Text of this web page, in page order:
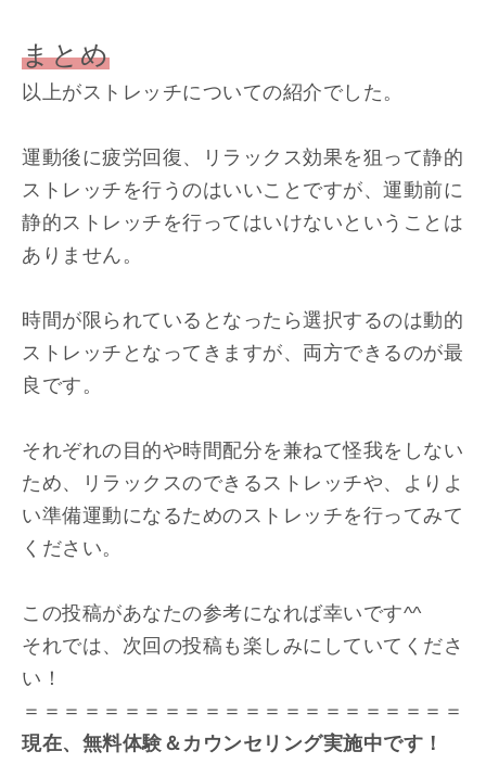
まとめ
以上がストレッチについての紹介でした。
運動後に疲労回復、リラックス効果を狙って静的
ストレッチを行うのはいいことですが、運動前に
静的ストレッチを行ってはいけないということは
ありません。
時間が限られているとなったら選択するのは動的
ストレッチとなってきますが、両方できるのが最
良です。
それぞれの目的や時間配分を兼ねて怪我をしない
ため、リラックスのできるストレッチや、よりよ
い準備運動になるためのストレッチを行ってみて
ください。
この投稿があなたの参考になれば幸いです^^
それでは、次回の投稿も楽しみにしていてくださ
い！
＝＝＝＝＝＝＝＝＝＝＝＝＝＝＝＝＝＝＝＝＝＝
現在、無料体験＆カウンセリング実施中です！